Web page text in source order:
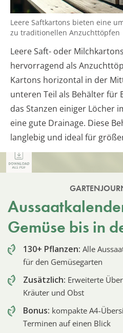
Leere Saftkartons bieten eine
zu traditionellen Anzuchttöpfen
Leere Saft- oder
hervorragend als
Kartons horizontal in der
unteren Teil als Behälter für
das Stanzen einiger Löcher
eine gute Drainage. Diese
langlebig und ideal für
Gemüse bis in
130+ Pflanzen: Alle
für den Gemüsegarten
Zusätzlich: Erweiterte
Kräuter und Obst
Bonus: kompakte A4-
Terminen auf einen Blick